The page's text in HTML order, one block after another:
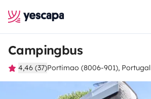
Campingbus
4,46 (37)Portimao (8006-901), Portugal